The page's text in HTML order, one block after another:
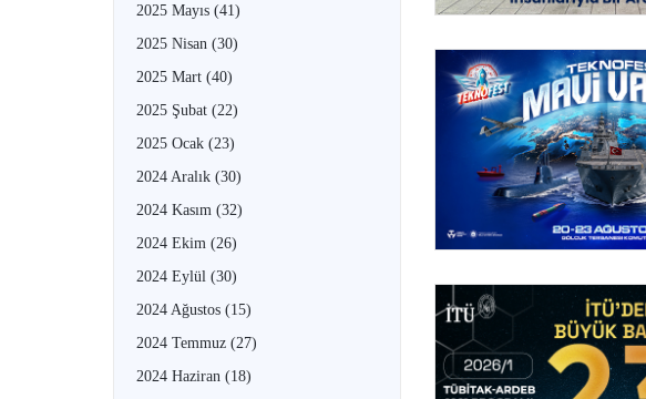
2025 Mayıs (41)
2025 Nisan (30)
2025 Mart (40)
2025 Şubat (22)
2025 Ocak (23)
2024 Aralık (30)
2024 Kasım (32)
2024 Ekim (26)
2024 Eylül (30)
2024 Ağustos (15)
2024 Temmuz (27)
2024 Haziran (18)